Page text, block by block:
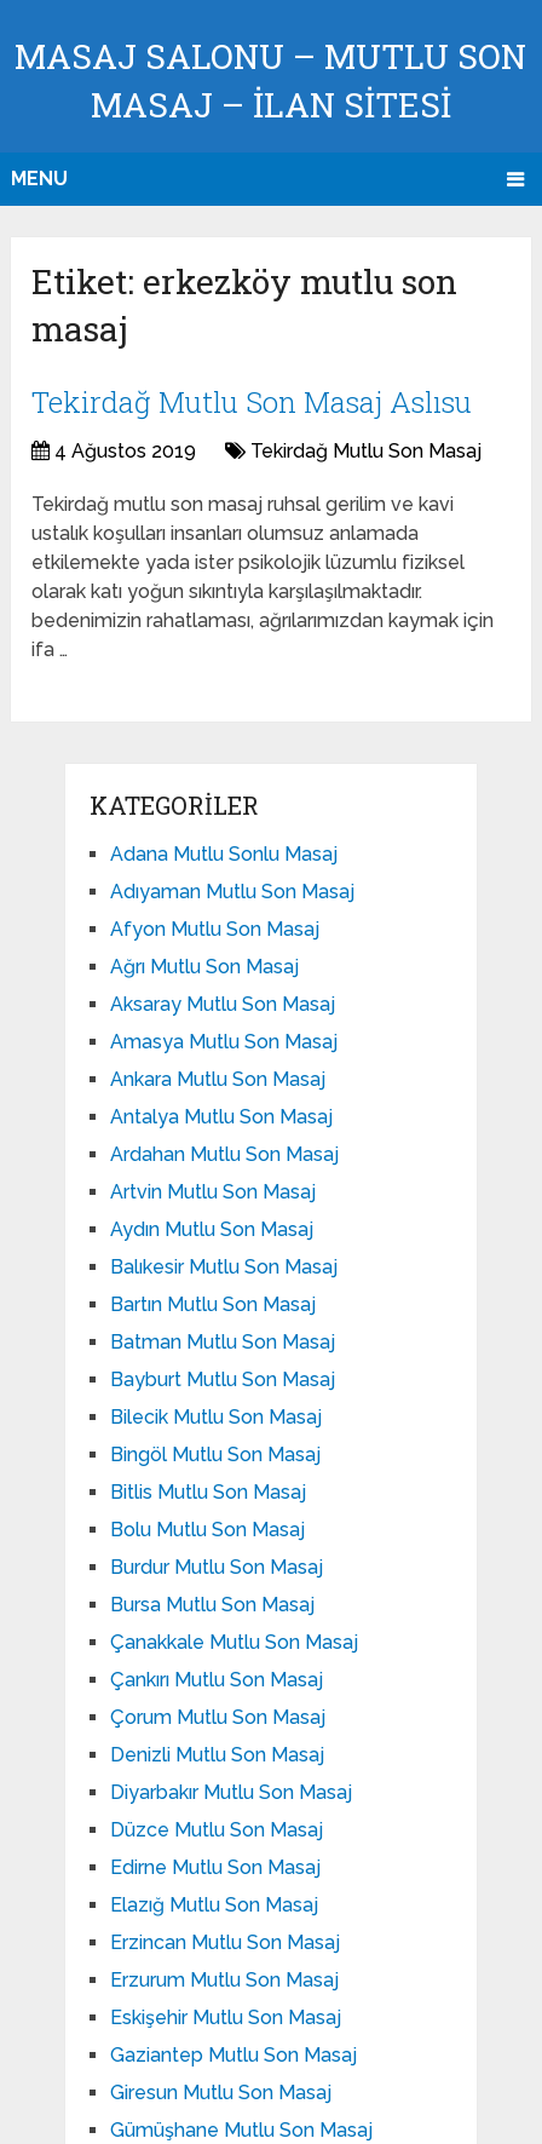
MASAJ SALONU – MUTLU SON
MASAJ – İLAN SİTESİ
MENU
Etiket: erkezköy mutlu son
masaj
Tekirdağ Mutlu Son Masaj Aslısu
4 Ağustos 2019 Tekirdağ Mutlu Son Masaj
Tekirdağ mutlu son masaj ruhsal gerilim ve kavi
ustalık koşulları insanları olumsuz anlamada
etkilemekte yada ister psikolojik lüzumlu fiziksel
olarak katı yoğun sıkıntıyla karşılaşılmaktadır.
bedenimizin rahatlaması, ağrılarımızdan kaymak için
ifa …
KATEGORILER
Adana Mutlu Sonlu Masaj
Adıyaman Mutlu Son Masaj
Afyon Mutlu Son Masaj
Ağrı Mutlu Son Masaj
Aksaray Mutlu Son Masaj
Amasya Mutlu Son Masaj
Ankara Mutlu Son Masaj
Antalya Mutlu Son Masaj
Ardahan Mutlu Son Masaj
Artvin Mutlu Son Masaj
Aydın Mutlu Son Masaj
Balıkesir Mutlu Son Masaj
Bartın Mutlu Son Masaj
Batman Mutlu Son Masaj
Bayburt Mutlu Son Masaj
Bilecik Mutlu Son Masaj
Bingöl Mutlu Son Masaj
Bitlis Mutlu Son Masaj
Bolu Mutlu Son Masaj
Burdur Mutlu Son Masaj
Bursa Mutlu Son Masaj
Çanakkale Mutlu Son Masaj
Çankırı Mutlu Son Masaj
Çorum Mutlu Son Masaj
Denizli Mutlu Son Masaj
Diyarbakır Mutlu Son Masaj
Düzce Mutlu Son Masaj
Edirne Mutlu Son Masaj
Elazığ Mutlu Son Masaj
Erzincan Mutlu Son Masaj
Erzurum Mutlu Son Masaj
Eskişehir Mutlu Son Masaj
Gaziantep Mutlu Son Masaj
Giresun Mutlu Son Masaj
Gümüşhane Mutlu Son Masaj